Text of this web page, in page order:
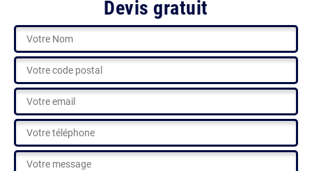
Devis gratuit